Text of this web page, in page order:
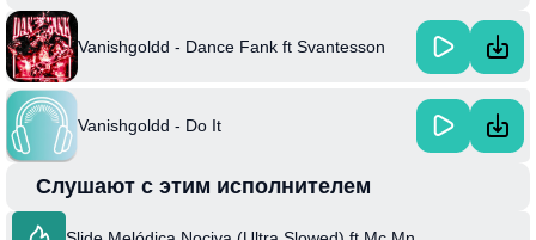
Интересный факт: Vanishgoldd активно сотрудничает с
различными артистами, чем постоянно расширяет свои
музыкальные горизонты и привносит свежие звучания в каждую
свою работу.
Vanishgoldd - Dance Fank ft Svantesson
Vanishgoldd - Do It
Слушают с этим исполнителем